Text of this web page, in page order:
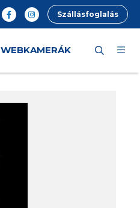
Szállásfoglalás
WEBKAMERÁK